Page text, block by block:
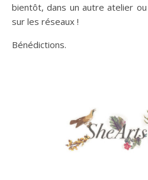
bientôt, dans un autre atelier ou
sur les réseaux !
Bénédictions.